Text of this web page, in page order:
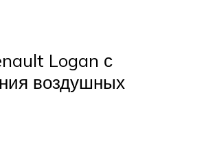
Logan с
воздушных